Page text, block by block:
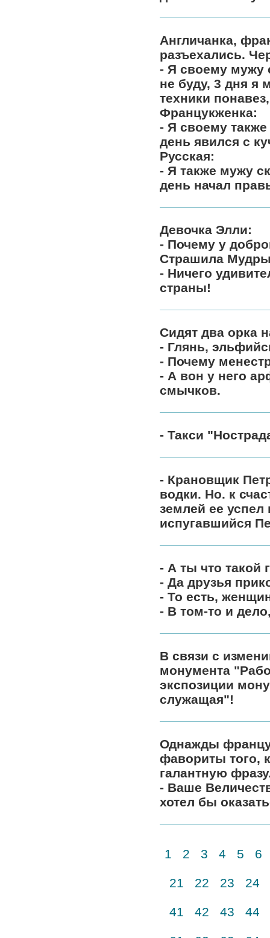
Англичанка,
разъехались.
- Я своему мужу
не буду, 3 дня я
техники
Францукженка:
- Я своему
день явился с
Русская:
- Я также мужу
день начал
Девочка Элли:
- Почему у
Страшила
- Ничего
страны!
Сидят два орка
- Глянь,
- Почему
- А вон у него
смычков.
- Такси
- Крановщик
водки. Но. к
землей ее
испугавшийся
- А ты что такой
- Да друзья
- То есть,
- В том-то и
В связи с
монумента
экспозиции
служащая"!
Однажды
фавориты того,
галантную
- Ваше
хотел бы
1 2 3 4 5 6
21 22 23 24
41 42 43 44